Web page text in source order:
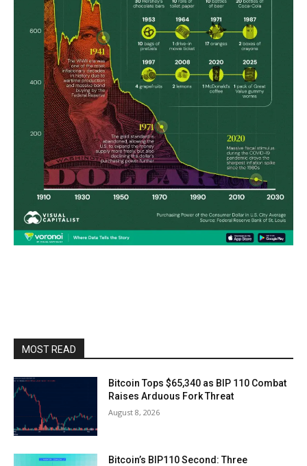
MOST READ
Bitcoin Tops $65,340 as BIP 110 Combat
Raises Arduous Fork Threat
August 8, 2026
Bitcoin’s BIP110 Second: Three